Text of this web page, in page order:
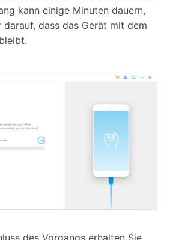
kann einige Minuten dauern,
darauf, dass das Gerät mit dem